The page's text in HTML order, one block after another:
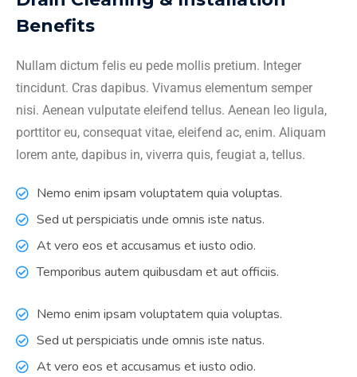
Benefits
Nullam dictum felis eu pede mollis pretium. Integer
tincidunt. Cras dapibus. Vivamus elementum semper
nisi. Aenean vulputate eleifend tellus. Aenean leo ligula,
porttitor eu, consequat vitae, eleifend ac, enim. Aliquam
lorem ante, dapibus in, viverra quis, feugiat a, tellus.
Nemo enim ipsam voluptatem quia voluptas.
Sed ut perspiciatis unde omnis iste natus.
At vero eos et accusamus et iusto odio.
Temporibus autem quibusdam et aut officiis.
Nemo enim ipsam voluptatem quia voluptas.
Sed ut perspiciatis unde omnis iste natus.
At vero eos et accusamus et iusto odio.